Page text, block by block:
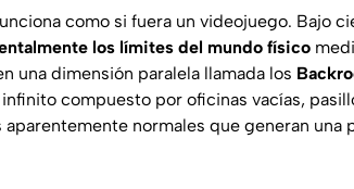
como si fuera un videojuego. Bajo
los límites del mundo físico
una dimensión paralela llamada los
compuesto por oficinas vacías,
normales que generan una